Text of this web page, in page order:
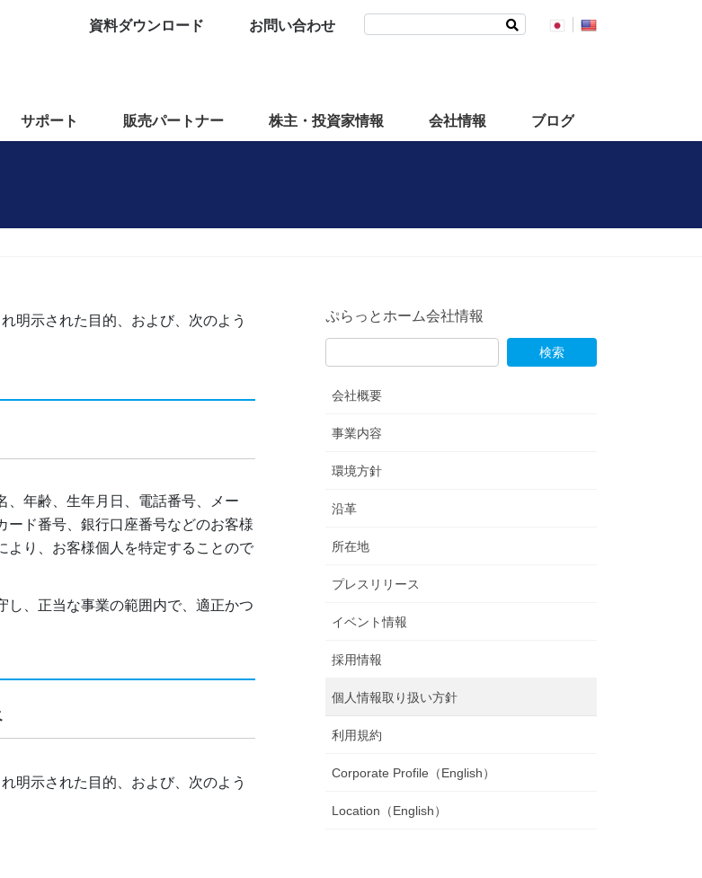
資料ダウンロード お問い合わせ
サポート 販売パートナー 株主・投資家情報 会社情報 ブログ
明示された目的、および、次のよう
、年齢、生年月日、電話番号、メー
ード番号、銀行口座番号などのお客様
より、お客様個人を特定することので
し、正当な事業の範囲内で、適正かつ
明示された目的、および、次のよう
ぷらっとホーム会社情報
会社概要
事業内容
環境方針
沿革
所在地
プレスリリース
イベント情報
採用情報
個人情報取り扱い方針
利用規約
Corporate Profile（English）
Location（English）